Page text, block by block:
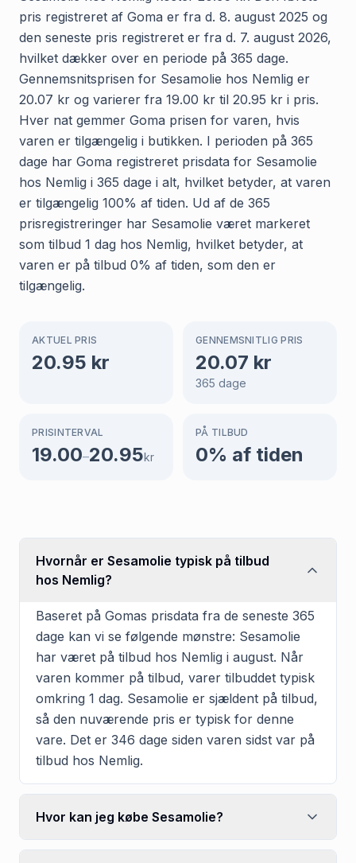
pris registreret af Goma er fra d. 8. august 2025 og
den seneste pris registreret er fra d. 7. august 2026,
hvilket dækker over en periode på 365 dage.
Gennemsnitsprisen for Sesamolie hos Nemlig er
20.07 kr og varierer fra 19.00 kr til 20.95 kr i pris.
Hver nat gemmer Goma prisen for varen, hvis
varen er tilgængelig i butikken. I perioden på 365
dage har Goma registreret prisdata for Sesamolie
hos Nemlig i 365 dage i alt, hvilket betyder, at varen
er tilgængelig 100% af tiden. Ud af de 365
prisregistreringer har Sesamolie været markeret
som tilbud 1 dag hos Nemlig, hvilket betyder, at
varen er på tilbud 0% af tiden, som den er
tilgængelig.
AKTUEL PRIS
20.95 kr
GENNEMSNITLIG PRIS
20.07 kr
365 dage
PRISINTERVAL
19.00–20.95kr
PÅ TILBUD
0% af tiden
Hvornår er Sesamolie typisk på tilbud
hos Nemlig?
Baseret på Gomas prisdata fra de seneste 365
dage kan vi se følgende mønstre: Sesamolie
har været på tilbud hos Nemlig i august. Når
varen kommer på tilbud, varer tilbuddet typisk
omkring 1 dag. Sesamolie er sjældent på tilbud,
så den nuværende pris er typisk for denne
vare. Det er 346 dage siden varen sidst var på
tilbud hos Nemlig.
Hvor kan jeg købe Sesamolie?